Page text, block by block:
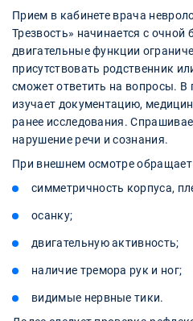
Прием в кабинете врача
Трезвость» начинается с очной
двигательные функции
присутствовать родственник
сможет ответить на вопросы. В
изучает документацию,
ранее исследования.
нарушение речи и сознания.
При внешнем осмотре
симметричность корпуса,
осанку;
двигательную активность;
наличие тремора рук и ног;
видимые нервные тики.